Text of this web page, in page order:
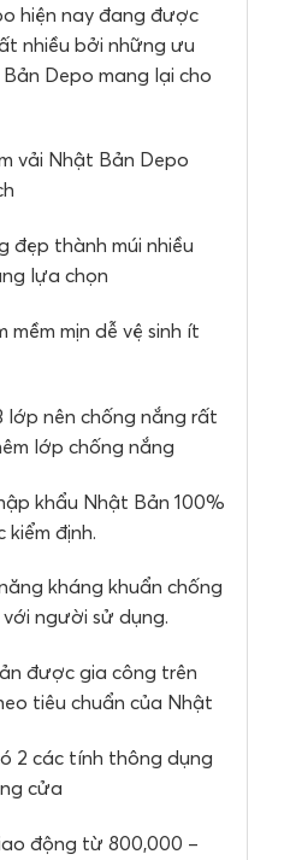
hiện nay đang được
nhiều bởi những ưu
Depo mang lại cho
vải Nhật Bản Depo
thành múi nhiều
lựa chọn
mịn dễ vệ sinh ít
nên chống nắng rất
lớp chống nắng
khẩu Nhật Bản 100%
định.
kháng khuẩn chống
người sử dụng.
được gia công trên
tiêu chuẩn của Nhật
2 các tính thông dụng
cửa
động từ 800,000 –